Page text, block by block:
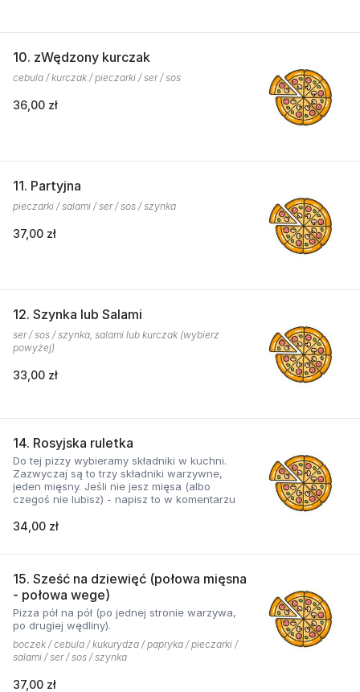
10. zWędzony kurczak
cebula / kurczak / pieczarki / ser / sos
36,00 zł
11. Partyjna
pieczarki / salami / ser / sos / szynka
37,00 zł
12. Szynka lub Salami
ser / sos / szynka, salami lub kurczak (wybierz
powyżej)
33,00 zł
14. Rosyjska ruletka
Do tej pizzy wybieramy składniki w kuchni.
Zazwyczaj są to trzy składniki warzywne,
jeden mięsny. Jeśli nie jesz mięsa (albo
czegoś nie lubisz) - napisz to w komentarzu
34,00 zł
15. Sześć na dziewięć (połowa mięsna
- połowa wege)
Pizza pół na pół (po jednej stronie warzywa,
po drugiej wędliny).
boczek / cebula / kukurydza / papryka / pieczarki /
salami / ser / sos / szynka
37,00 zł